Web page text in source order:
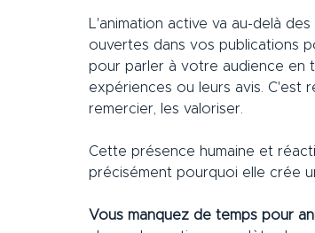
L'animation active va au-delà
ouvertes dans vos publications
pour parler à votre audience en
expériences ou leurs avis. C'est
remercier, les valoriser.
Cette présence humaine et
précisément pourquoi elle crée
Vous manquez de temps pour